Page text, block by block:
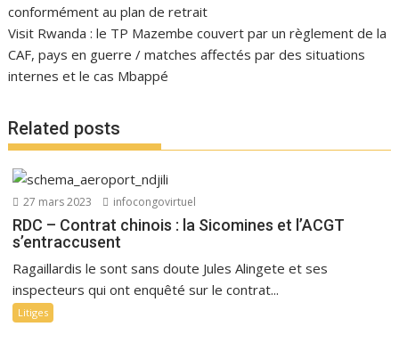
conformément au plan de retrait
Visit Rwanda : le TP Mazembe couvert par un règlement de la
CAF, pays en guerre / matches affectés par des situations
internes et le cas Mbappé
Related posts
27 mars 2023 infocongovirtuel
RDC – Contrat chinois : la Sicomines et l’ACGT
s’entraccusent
Ragaillardis le sont sans doute Jules Alingete et ses
inspecteurs qui ont enquêté sur le contrat...
Litiges